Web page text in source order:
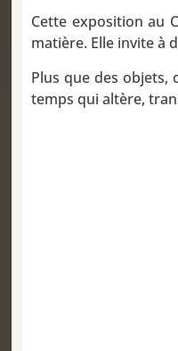
Cette exposition au
matière. Elle invite à
Plus que des objets,
temps qui altère,